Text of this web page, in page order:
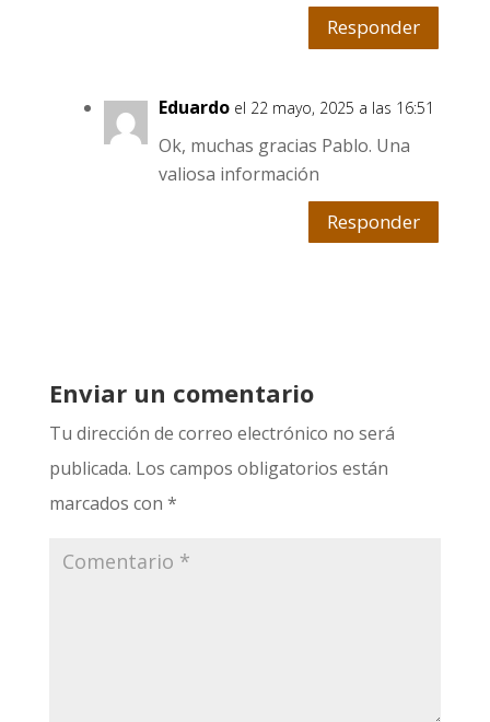
Responder
Eduardo el 22 mayo, 2025 a las 16:51
Ok, muchas gracias Pablo. Una
valiosa información
Responder
Enviar un comentario
Tu dirección de correo electrónico no será
publicada. Los campos obligatorios están
marcados con *